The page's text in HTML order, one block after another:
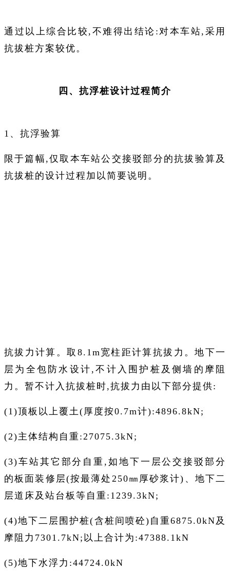
通过以上综合比较,不难得出结论:对本车站,采用
抗拔桩方案较优。
四、抗浮桩设计过程简介
1、抗浮验算
限于篇幅,仅取本车站公交接驳部分的抗拔验算及
抗拔桩的设计过程加以简要说明。
抗拔力计算。取8.1m宽柱距计算抗拔力。地下一
层为全包防水设计,不计入围护桩及侧墙的摩阻
力。暂不计入抗拔桩时,抗拔力由以下部分提供:
(1)顶板以上覆土(厚度按0.7m计):4896.8kN;
(2)主体结构自重:27075.3kN;
(3)车站其它部分自重,如地下一层公交接驳部分
的板面装修层(按最薄处250㎜厚砂浆计)、地下二
层道床及站台板等自重:1239.3kN;
(4)地下二层围护桩(含桩间喷砼)自重6875.0kN及
摩阻力7301.7kN;以上合计为:47388.1kN
(5)地下水浮力:44724.0kN